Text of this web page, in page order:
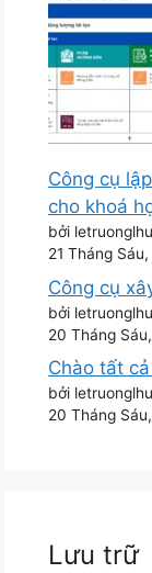
Công cụ
cho khoá
bởi
21 Tháng
Công cụ
bởi
20 Tháng
Chào tất
bởi
20 Tháng
Lưu trữ